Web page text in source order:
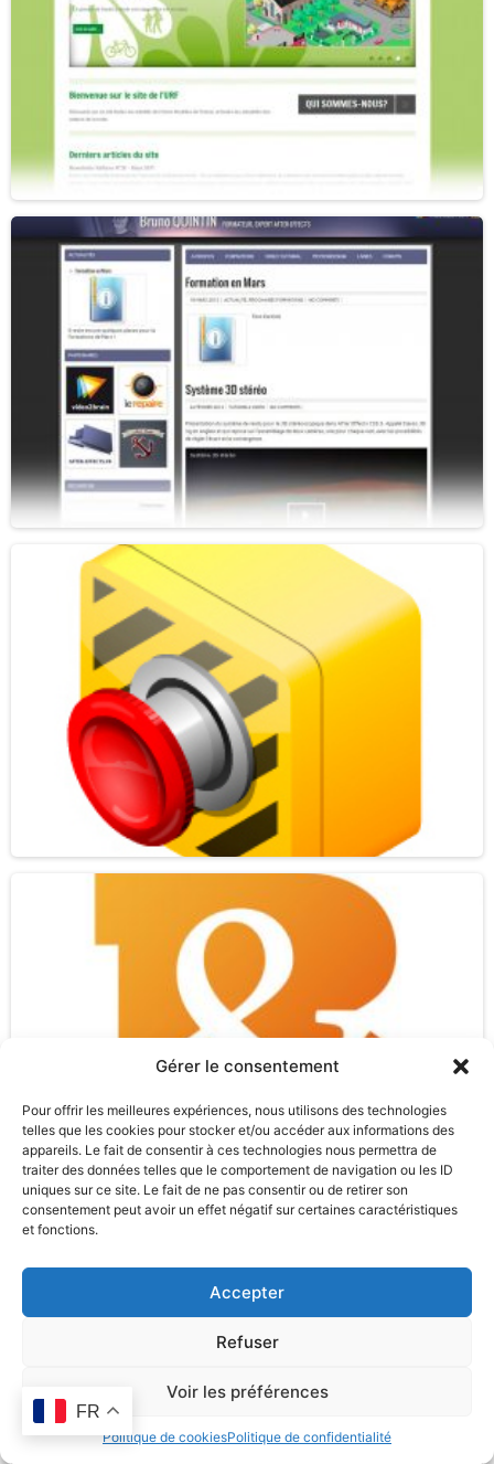
Gérer le consentement
Pour offrir les meilleures expériences, nous utilisons des technologies
telles que les cookies pour stocker et/ou accéder aux informations des
appareils. Le fait de consentir à ces technologies nous permettra de
traiter des données telles que le comportement de navigation ou les ID
uniques sur ce site. Le fait de ne pas consentir ou de retirer son
consentement peut avoir un effet négatif sur certaines caractéristiques
et fonctions.
Accepter
Refuser
Voir les préférences
Politique de cookiesPolitique de confidentialité
FR